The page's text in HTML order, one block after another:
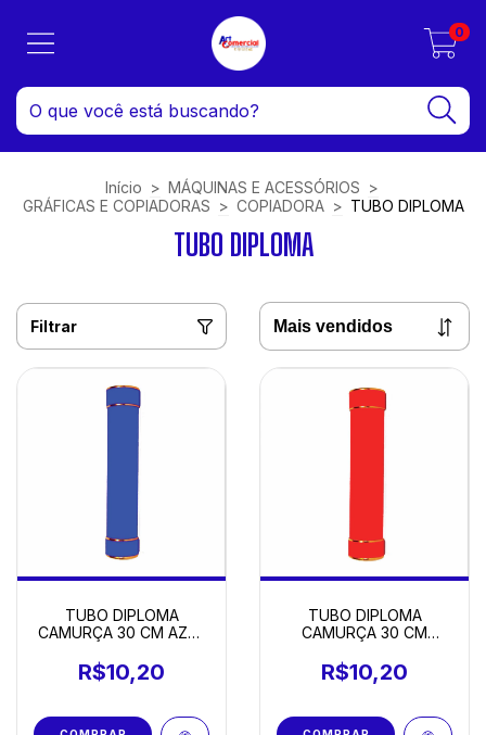
0
Início > MÁQUINAS E ACESSÓRIOS >
GRÁFICAS E COPIADORAS > COPIADORA > TUBO DIPLOMA
TUBO DIPLOMA
Filtrar
TUBO DIPLOMA
CAMURÇA 30 CM AZUL
R$10,20
TUBO DIPLOMA
CAMURÇA 30 CM
R$10,20